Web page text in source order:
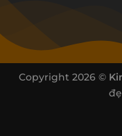
Copyright 2026 ©